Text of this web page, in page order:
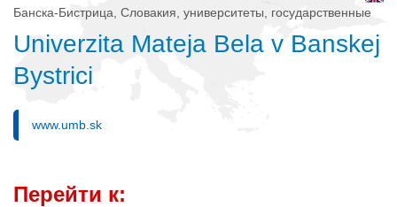
Банска-Бистрица, Словакия, университеты, государственные
Univerzita Mateja Bela v Banskej
Bystrici
www.umb.sk
Перейти к: